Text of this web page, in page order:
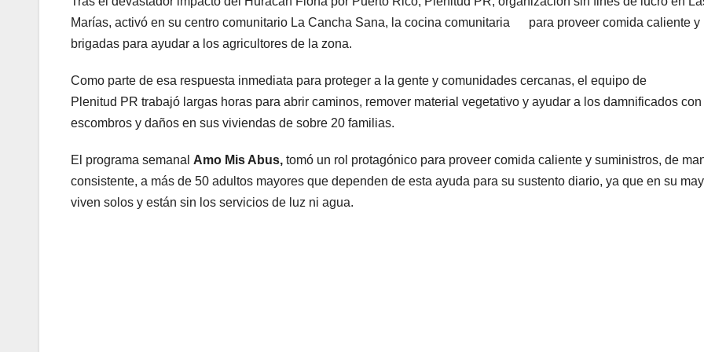
Marías, activó en su centro comunitario La Cancha Sana, la cocina comunitaria para proveer comida caliente y
brigadas para ayudar a los agricultores de la zona.
Como parte de esa respuesta inmediata para proteger a la gente y comunidades cercanas, el equipo de
Plenitud PR trabajó largas horas para abrir caminos, remover material vegetativo y ayudar a los damnificados con
escombros y daños en sus viviendas de sobre 20 familias.
El programa semanal Amo Mis Abus, tomó un rol protagónico para proveer comida caliente y suministros, de
consistente, a más de 50 adultos mayores que dependen de esta ayuda para su sustento diario, ya que en su
viven solos y están sin los servicios de luz ni agua.